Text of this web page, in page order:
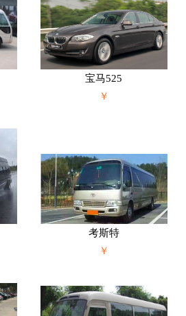
宝马525
￥
考斯特
￥